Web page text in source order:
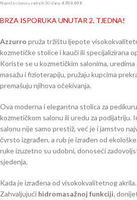
Najniža cijena u zadnjih 30 dana: 4,050,00 €
BRZA ISPORUKA UNUTAR 2. TJEDNA!
Azzurro pruža tržištu ljepote
kozmetičke stolice i kauči ili specijalizirana
Koriste se u kozmetičkim salonima,
masažu i fizioterapiju, pružaju kupcima
premašuju njihova očekivanja.
Ova moderna i elegantna stolica za
kozmetičkom salonu ili uredu za podijatriju.
salonu nije samo prestiž, već je i jamstvo
čvrsto izgrađen, a rub je izrađen od
ruke izuzetno su udobni, donoseći
sjedenja.
Kada je izrađena od visokokvalitetnog akrila.
Zahvaljujući hidromasažnoj funkciji,